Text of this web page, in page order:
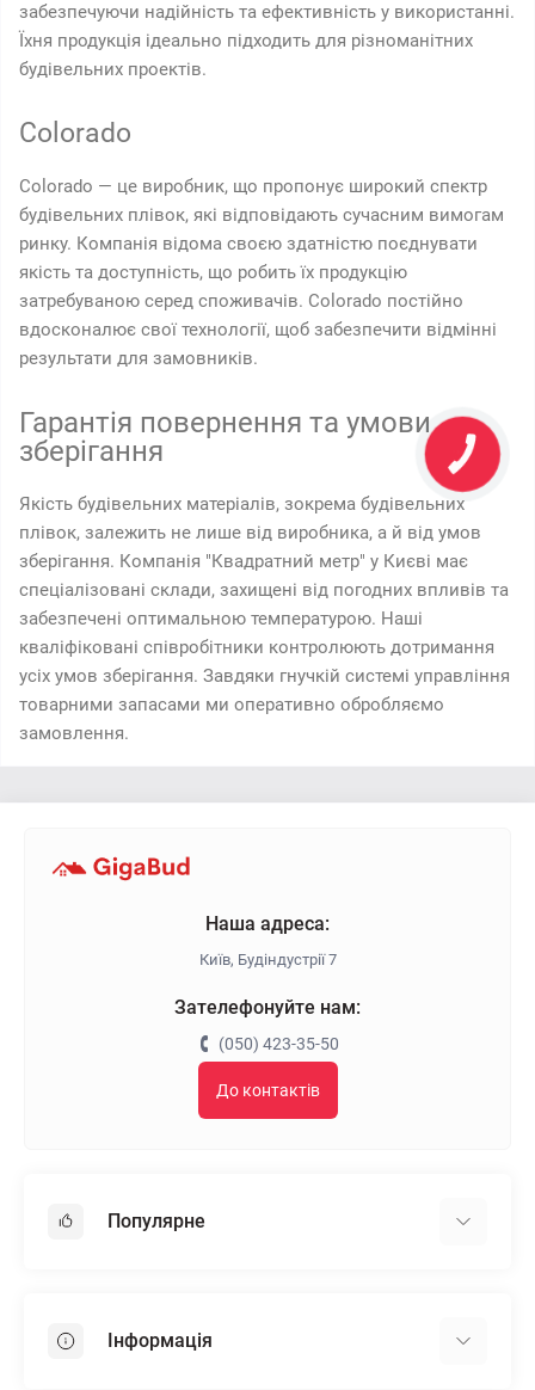
забезпечуючи надійність та ефективність у використанні.
Їхня продукція ідеально підходить для різноманітних
будівельних проектів.
Colorado
Colorado — це виробник, що пропонує широкий спектр
будівельних плівок, які відповідають сучасним вимогам
ринку. Компанія відома своєю здатністю поєднувати
якість та доступність, що робить їх продукцію
затребуваною серед споживачів. Colorado постійно
вдосконалює свої технології, щоб забезпечити відмінні
результати для замовників.
Гарантія повернення та умови
зберігання
Якість будівельних матеріалів, зокрема будівельних
плівок, залежить не лише від виробника, а й від умов
зберігання. Компанія "Квадратний метр" у Києві має
спеціалізовані склади, захищені від погодних впливів та
забезпечені оптимальною температурою. Наші
кваліфіковані співробітники контролюють дотримання
усіх умов зберігання. Завдяки гнучкій системі управління
товарними запасами ми оперативно обробляємо
замовлення.
Наша адреса:
Київ, Будіндустрії 7
Зателефонуйте нам:
(050) 423-35-50
До контактів
Популярне
Пінопласт
Інформація